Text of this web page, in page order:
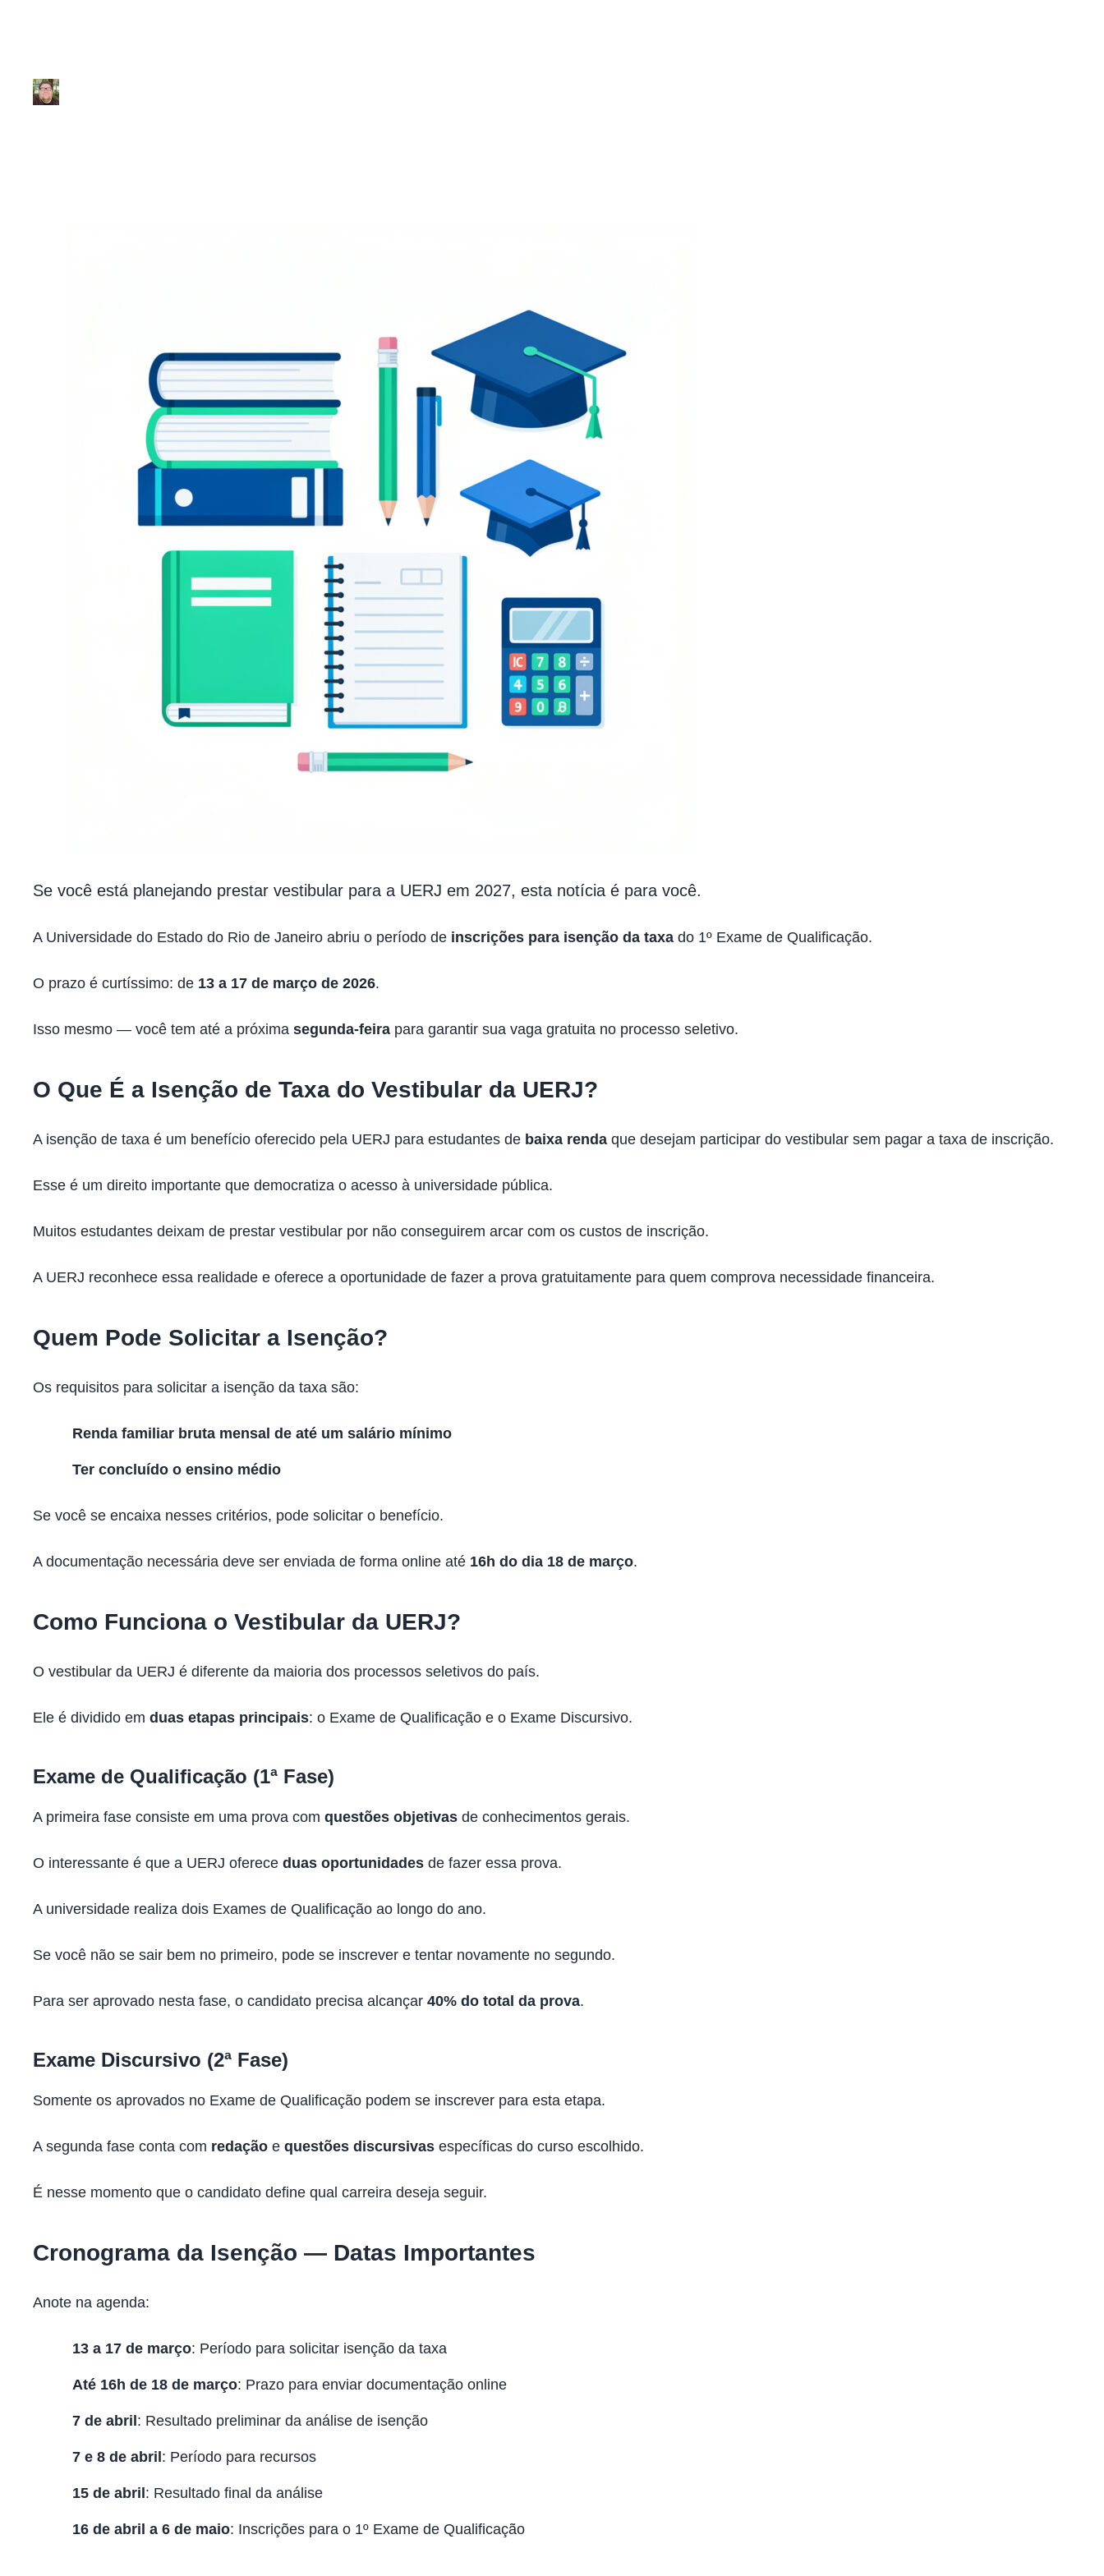
Se você está planejando prestar vestibular para a UERJ em 2027, esta notícia é para você.
A Universidade do Estado do Rio de Janeiro abriu o período de inscrições para isenção da taxa do 1º Exame de Qualificação.
O prazo é curtíssimo: de 13 a 17 de março de 2026.
Isso mesmo — você tem até a próxima segunda-feira para garantir sua vaga gratuita no processo seletivo.
O Que É a Isenção de Taxa do Vestibular da UERJ?
A isenção de taxa é um benefício oferecido pela UERJ para estudantes de baixa renda que desejam participar do vestibular sem pagar a taxa de inscrição.
Esse é um direito importante que democratiza o acesso à universidade pública.
Muitos estudantes deixam de prestar vestibular por não conseguirem arcar com os custos de inscrição.
A UERJ reconhece essa realidade e oferece a oportunidade de fazer a prova gratuitamente para quem comprova necessidade financeira.
Quem Pode Solicitar a Isenção?
Os requisitos para solicitar a isenção da taxa são:
Renda familiar bruta mensal de até um salário mínimo
Ter concluído o ensino médio
Se você se encaixa nesses critérios, pode solicitar o benefício.
A documentação necessária deve ser enviada de forma online até 16h do dia 18 de março.
Como Funciona o Vestibular da UERJ?
O vestibular da UERJ é diferente da maioria dos processos seletivos do país.
Ele é dividido em duas etapas principais: o Exame de Qualificação e o Exame Discursivo.
Exame de Qualificação (1ª Fase)
A primeira fase consiste em uma prova com questões objetivas de conhecimentos gerais.
O interessante é que a UERJ oferece duas oportunidades de fazer essa prova.
A universidade realiza dois Exames de Qualificação ao longo do ano.
Se você não se sair bem no primeiro, pode se inscrever e tentar novamente no segundo.
Para ser aprovado nesta fase, o candidato precisa alcançar 40% do total da prova.
Exame Discursivo (2ª Fase)
Somente os aprovados no Exame de Qualificação podem se inscrever para esta etapa.
A segunda fase conta com redação e questões discursivas específicas do curso escolhido.
É nesse momento que o candidato define qual carreira deseja seguir.
Cronograma da Isenção — Datas Importantes
Anote na agenda:
13 a 17 de março: Período para solicitar isenção da taxa
Até 16h de 18 de março: Prazo para enviar documentação online
7 de abril: Resultado preliminar da análise de isenção
7 e 8 de abril: Período para recursos
15 de abril: Resultado final da análise
16 de abril a 6 de maio: Inscrições para o 1º Exame de Qualificação